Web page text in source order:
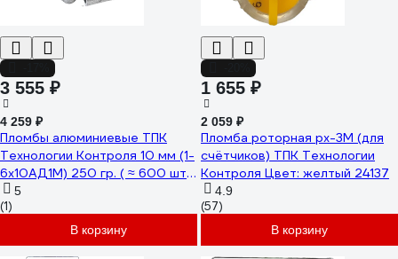
3 555 ₽
4 259 ₽
Пломбы алюминиевые ТПК
Технологии Контроля 10 мм (1-
6x10АД1М) 250 гр. ( ≈ 600 шт.)
24264
5
(1)
В корзину
1 655 ₽
2 059 ₽
Пломба роторная рх-3М (для
счётчиков) ТПК Технологии
Контроля Цвет: желтый 24137
4.9
(57)
В корзину